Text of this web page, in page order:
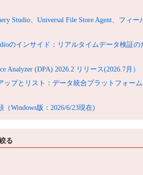
Studio、Universal File Store Agent、フィー
のインサイド：リアルタイムデータ検証の
Analyzer (DPA) 2026.2 リリース(2026.7月）
ップとリスト：データ統合プラットフォーム
（Windows版：2026/6/23現在)
る